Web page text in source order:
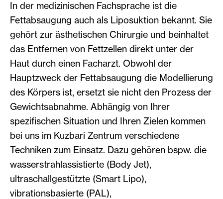
In der medizinischen Fachsprache ist die
Fettabsaugung auch als Liposuktion bekannt. Sie
gehört zur ästhetischen Chirurgie und beinhaltet
das Entfernen von Fettzellen direkt unter der
Haut durch einen Facharzt. Obwohl der
Hauptzweck der Fettabsaugung die Modellierung
des Körpers ist, ersetzt sie nicht den Prozess der
Gewichtsabnahme. Abhängig von Ihrer
spezifischen Situation und Ihren Zielen kommen
bei uns im Kuzbari Zentrum verschiedene
Techniken zum Einsatz. Dazu gehören bspw. die
wasserstrahlassistierte (Body Jet),
ultraschallgestützte (Smart Lipo),
vibrationsbasierte (PAL),